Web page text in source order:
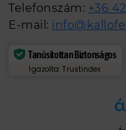
Telefonszám: +36
E-mail:
Tanúsítottan Biztonságos
Igazolta: Trustindex